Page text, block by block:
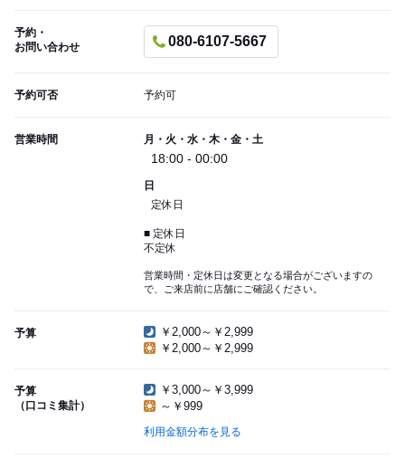
予約・
お問い合わせ
080-6107-5667
予約可否 予約可
営業時間 月・火・水・木・金・土
18:00 - 00:00
日
定休日
■ 定休日
不定休
営業時間・定休日は変更となる場合がございますの
で、ご来店前に店舗にご確認ください。
予算
￥2,000～￥2,999
￥2,000～￥2,999
予算
（口コミ集計）
￥3,000～￥3,999
～￥999
利用金額分布を見る